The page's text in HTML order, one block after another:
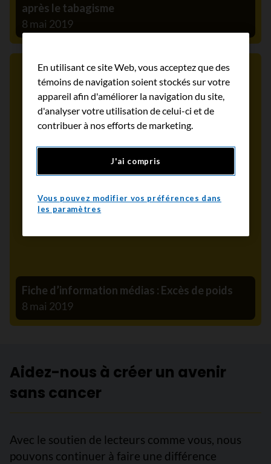
après le tabagisme
8 mai 2019
Communiqué de presse
Fiche d’information médias : Excès de poids
8 mai 2019
Aidez-nous à créer un avenir
sans cancer
Avec le soutien de lecteurs comme vous, nous
pouvons continuer à faire une différence
En utilisant ce site Web, vous acceptez que des
témoins de navigation soient stockés sur votre
appareil afin d'améliorer la navigation du site,
d'analyser votre utilisation de celui-ci et de
contribuer à nos efforts de marketing.
J'ai compris
Vous pouvez modifier vos préférences dans
les paramètres